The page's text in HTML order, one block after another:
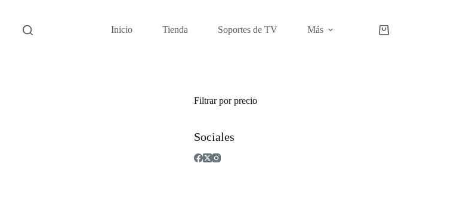
Inicio Tienda Soportes de TV Más
Carro
Filtrar por precio
Sociales